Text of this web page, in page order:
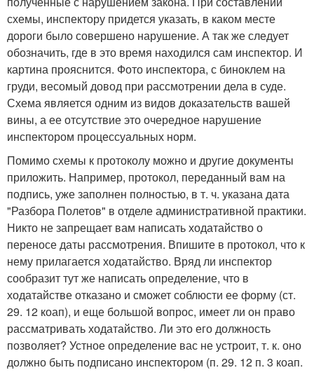
схемы, инспектору придется указать, в каком месте
дороги было совершено нарушение. А так же следует
обозначить, где в это время находился сам инспектор. И
картина прояснится. Фото инспектора, с биноклем на
груди, весомый довод при рассмотрении дела в суде.
Схема является одним из видов доказательств вашей
вины, а ее отсутствие это очередное нарушение
инспектором процессуальных норм.
Помимо схемы к протоколу можно и другие документы
приложить. Например, протокол, переданный вам на
подпись, уже заполнен полностью, в т. ч. указана дата
"Разбора Полетов" в отделе административной практики.
Никто не запрещает вам написать ходатайство о
переносе даты рассмотрения. Впишите в протокол, что к
нему прилагается ходатайство. Вряд ли инспектор
сообразит тут же написать определение, что в
ходатайстве отказано и сможет соблюсти ее форму (ст.
29. 12 коап), и еще большой вопрос, имеет ли он право
рассматривать ходатайство. Ли это его должность
позволяет? Устное определение вас не устроит, т. к. оно
должно быть подписано инспектором (п. 29. 12 п. 3 коап.